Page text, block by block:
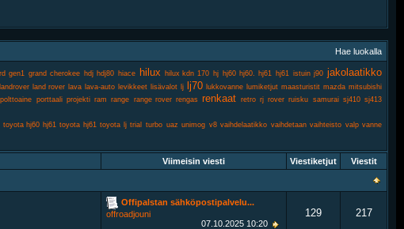
Hae luokalla
gen1 grand cherokee hdj hdj80 hiace hilux hilux kdn 170 hj hj60 hj60. hj61 hj61 istuin j90 jakolaatikko
landrover land rover lava lava-auto levikkeet lisävalot lj lj70 lukkovanne lumiketjut maasturistit mazda mitsubishi
polttoaine porttaali projekti ram range range rover rengas renkaat retro rj rover ruisku samurai sj410 sj413
toyota hj60 hj61 toyota hj61 toyota lj trial turbo uaz unimog v8 vaihdelaatikko vaihdetaan vaihteisto valp vanne
Viimeisin viesti Viestiketjut Viestit
Offipalstan sähköpostipalvelu...
offroadjouni
07.10.2025 10:20
129 217